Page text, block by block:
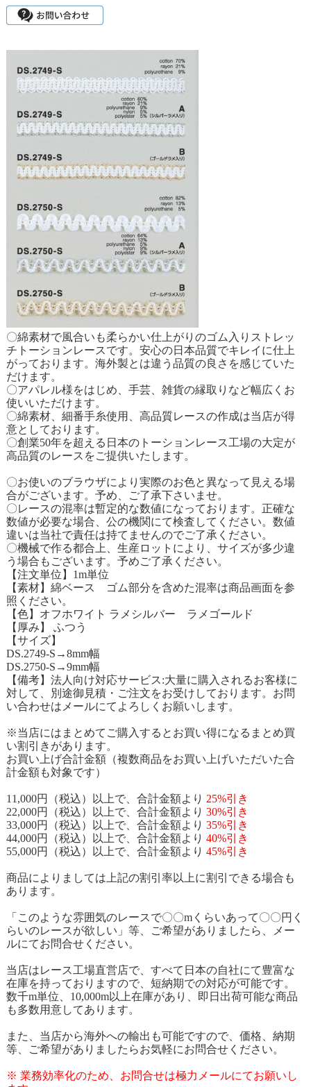
〇綿素材で風合いも柔らかい仕上がりのゴム入りストレッ
チトーションレースです。安心の日本品質でキレイに仕上
がっております。海外製とは違う品質の良さを感じていた
だけます。
〇アパレル様をはじめ、手芸、雑貨の縁取りなど幅広くお
使いいただけます。
〇綿素材、細番手糸使用、高品質レースの作成は当店が得
意としております。
〇創業50年を超える日本のトーションレース工場の大定が
高品質のレースをご提供いたします。
〇お使いのブラウザにより実際のお色と異なって見える場
合がございます。予め、ご了承下さいませ。
〇レースの混率は暫定的な数値になっております。正確な
数値が必要な場合、公の機関にて検査してください。数値
違いは当社で責任は持てませんのでご了承ください。
〇機械で作る都合上、生産ロットにより、サイズが多少違
う場合もございます。予めご了承ください。
【注文単位】1m単位
【素材】綿ベース ゴム部分を含めた混率は商品画面を参
照ください。
【色】オフホワイト ラメシルバー ラメゴールド
【厚み】 ふつう
【サイズ】
DS.2749-S→8mm幅
DS.2750-S→9mm幅
【備考】法人向け対応サービス:大量に購入されるお客様に
対して、別途御見積・ご注文をお受けしております。お問
い合わせはメールにてよろしくお願いします。
※当店にはまとめてご購入するとお買い得になるまとめ買
い割引きがあります。
お買い上げ合計金額（複数商品をお買い上げいただいた合
計金額も対象です）
11,000円（税込）以上で、合計金額より 25%引き
22,000円（税込）以上で、合計金額より 30%引き
33,000円（税込）以上で、合計金額より 35%引き
44,000円（税込）以上で、合計金額より 40%引き
55,000円（税込）以上で、合計金額より 45%引き
商品によりましては上記の割引率以上に割引できる場合も
あります。
「このような雰囲気のレースで〇〇mくらいあって〇〇円く
らいのレースが欲しい」等、ご希望がありましたら、メー
ルにてお問合せください。
当店はレース工場直営店で、すべて日本の自社にて豊富な
在庫を持っておりますので、短納期での対応が可能です。
数千m単位、10,000m以上在庫があり、即日出荷可能な商品
も多数用意してあります。
また、当店から海外への輸出も可能ですので、価格、納期
等、ご希望がありましたらお気軽にお問合せください。
※ 業務効率化のため、お問合せは極力メールにてお願いし